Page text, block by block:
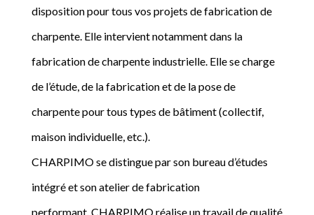
disposition pour tous vos projets de fabrication de
charpente. Elle intervient notamment dans la
fabrication de charpente industrielle. Elle se charge
de l’étude, de la fabrication et de la pose de
charpente pour tous types de bâtiment (collectif,
maison individuelle, etc.).
CHARPIMO se distingue par son bureau d’études
intégré et son atelier de fabrication
performant. CHARPIMO réalise un travail de qualité